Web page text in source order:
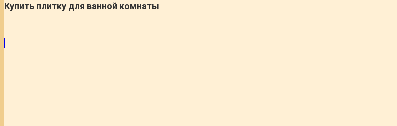
Купить плитку для ванной комнаты